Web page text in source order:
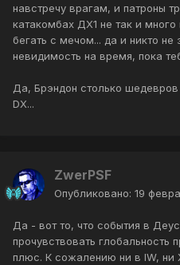
навстречу врагам, и патроны
катакомбах ДХ1 не так и
бегать с мечом... да и никто не
невидимость на время, пока
Да, Брэндон столько
DX...
ZwerPSF
Опубликовано: 19
Да - вот то, что события в
прочувствовать глобальность
плюс. К сожалению ни в IW, ни